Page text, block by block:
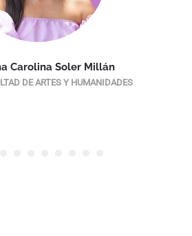
Carolina Soler Millán
DE ARTES Y HUMANIDADES